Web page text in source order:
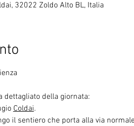
32022 Zoldo Alto BL, Italia
dettagliato della giornata:
Coldai.
il sentiero che porta alla via